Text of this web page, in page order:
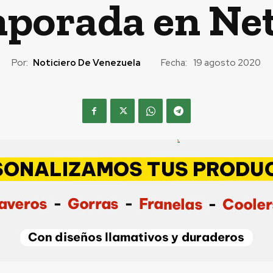
en
Por: Noticiero De Venezuela Fecha: 19 agosto 2020